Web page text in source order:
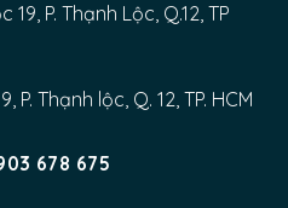
P. Thạnh Lộc, Q.12, TP
P. Thạnh lộc, Q. 12, TP. HCM
678 675